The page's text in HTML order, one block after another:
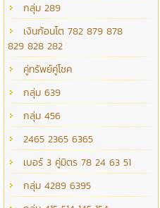
กลุ่ม 289
เงินก้อนโต 782 879 878
829 828 282
คู่ทรัพย์คู่โชค
กลุ่ม 639
กลุ่ม 456
2465 2365 6365
เบอร์ 3 คู่มิตร 78 24 63 51
กลุ่ม 4289 6395